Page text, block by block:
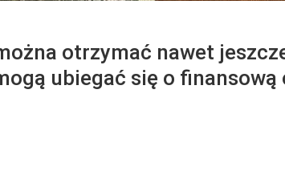
otrzymać nawet
ubiegać się o